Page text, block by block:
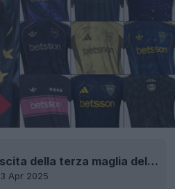
Uscita della terza maglia del Boca Juniors 2025
3 Apr 2025